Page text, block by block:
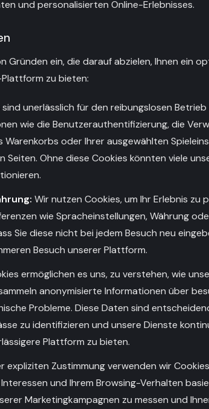
und personalisierten Online-Erlebnisses.
Gründen ein, die darauf abzielen, Ihnen ein
zu bieten:
unerlässlich für den reibungslosen Betrieb
wie die Benutzerauthentifizierung, die
Warenkorbs oder Ihrer ausgewählten
Seiten. Ohne diese Cookies könnten viele
Wir nutzen Cookies, um Ihr Erlebnis zu
wie Spracheinstellungen, Währung
Sie diese nicht bei jedem Besuch neu
Besuch unserer Plattform.
ermöglichen es uns, zu verstehen, wie
anonymisierte Informationen über
Probleme. Diese Daten sind
zu identifizieren und unsere Dienste
Plattform zu bieten.
expliziten Zustimmung verwenden wir
und Ihrem Browsing-Verhalten
Marketingkampagnen zu messen und